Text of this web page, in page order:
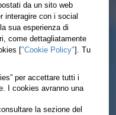
da un sito web
interagire con i social
sua esperienza di
come dettagliatamente
["Cookie Policy"]. Tu
per accettare tutti i
I cookies avranno una
la sezione del